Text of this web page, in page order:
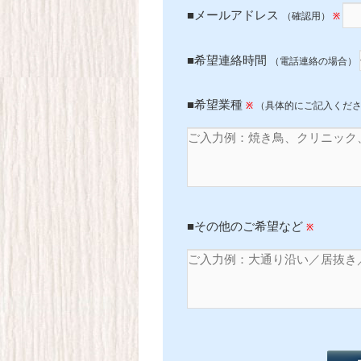
■メールアドレス （確認用） ※
■希望連絡時間 （電話連絡の場合）
■希望業種 ※ （具体的にご記入くだ
■その他のご希望など ※